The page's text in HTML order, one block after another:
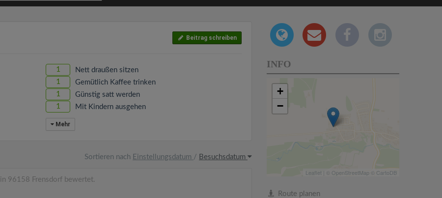
Beitrag schreiben
1 Nett draußen sitzen
1 Gemütlich Kaffee trinken
1 Günstig satt werden
1 Mit Kindern ausgehen
Mehr
Sortieren nach Einstellungsdatum / Besuchsdatum
in 96158 Frensdorf bewertet.
INFO
+
−
Leaflet | © OpenStreetMap © CartoDB
Route planen